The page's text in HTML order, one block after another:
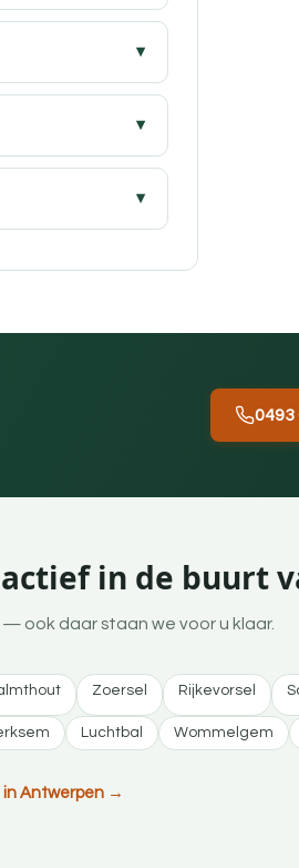
0493
in de buurt
ook daar staan we voor u klaar.
Zoersel Rijkevorsel
Luchtbal Wommelgem
Antwerpen →